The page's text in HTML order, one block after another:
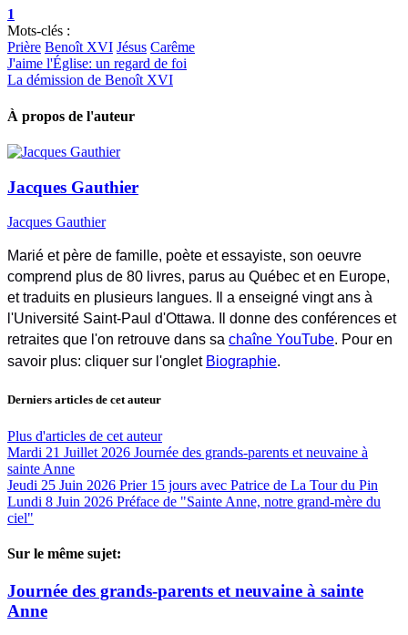
1
Mots-clés :
Prière Benoît XVI Jésus Carême
J'aime l'Église: un regard de foi
La démission de Benoît XVI
À propos de l'auteur
Jacques Gauthier
Jacques Gauthier
Marié et père de famille, poète et essayiste, son oeuvre
comprend plus de 80 livres, parus au Québec et en Europe,
et traduits en plusieurs langues. Il a enseigné vingt ans à
l'Université Saint-Paul d'Ottawa. Il donne des conférences et
retraites que l'on retrouve dans sa chaîne YouTube. Pour en
savoir plus: cliquer sur l'onglet Biographie.
Derniers articles de cet auteur
Plus d'articles de cet auteur
Mardi 21 Juillet 2026 Journée des grands-parents et neuvaine à
sainte Anne
Jeudi 25 Juin 2026 Prier 15 jours avec Patrice de La Tour du Pin
Lundi 8 Juin 2026 Préface de "Sainte Anne, notre grand-mère du
ciel"
Sur le même sujet:
Journée des grands-parents et neuvaine à sainte
Anne